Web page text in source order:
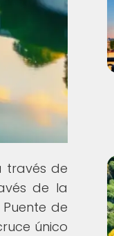
través de
de la
de
único